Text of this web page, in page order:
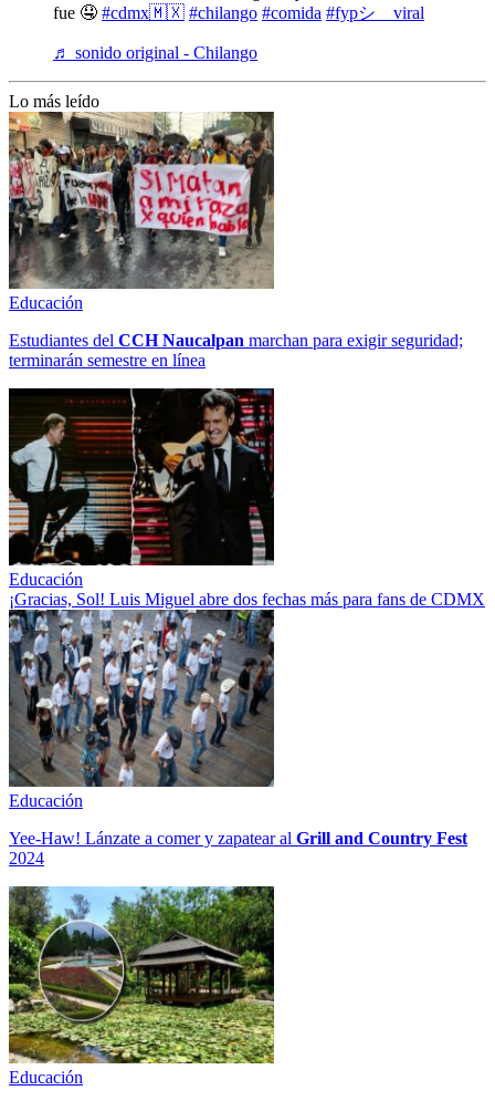
fue 🤤 #cdmx🇲🇽 #chilango #comida #fypシ゚viral
♬ sonido original - Chilango
Lo más leído
Educación
Estudiantes del CCH Naucalpan marchan para exigir seguridad;
terminarán semestre en línea
Educación
¡Gracias, Sol! Luis Miguel abre dos fechas más para fans de CDMX
Educación
Yee-Haw! Lánzate a comer y zapatear al Grill and Country Fest
2024
Educación